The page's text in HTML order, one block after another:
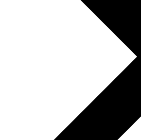
店铺运营 | 私域运营 | 数据运营 | 仓储管理
统计税务 | 行政审批 | 基层减负 | 优化营商